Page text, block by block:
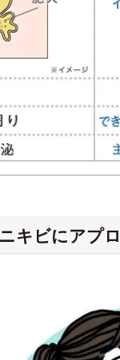
キビにアプ